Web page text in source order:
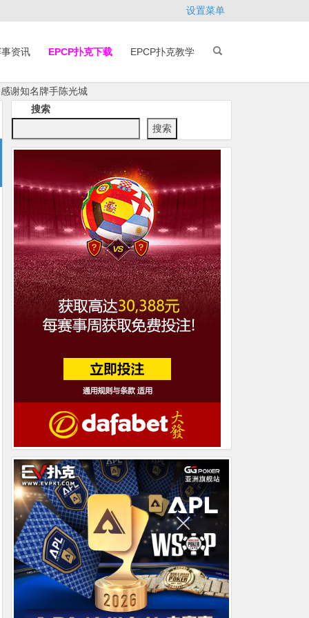
设置菜单
资讯 EPCP扑克下载 EPCP扑克教学
谢知名牌手陈光城
搜索
搜索